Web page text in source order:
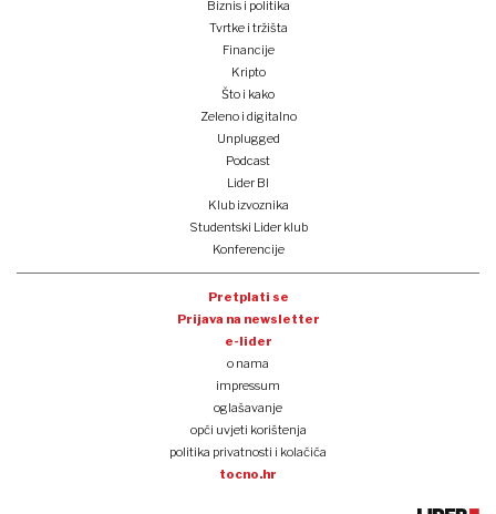
Biznis i politika
Tvrtke i tržišta
Financije
Kripto
Što i kako
Zeleno i digitalno
Unplugged
Podcast
Lider BI
Klub izvoznika
Studentski Lider klub
Konferencije
Pretplati se
Prijava na newsletter
e-lider
o nama
impressum
oglašavanje
opći uvjeti korištenja
politika privatnosti i kolačića
tocno.hr